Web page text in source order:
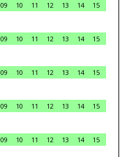
09 10 11 12 13 14
15
09 10 11 12 13 14
15
09 10 11 12 13 14
15
09 10 11 12 13 14
15
09 10 11 12 13 14
15